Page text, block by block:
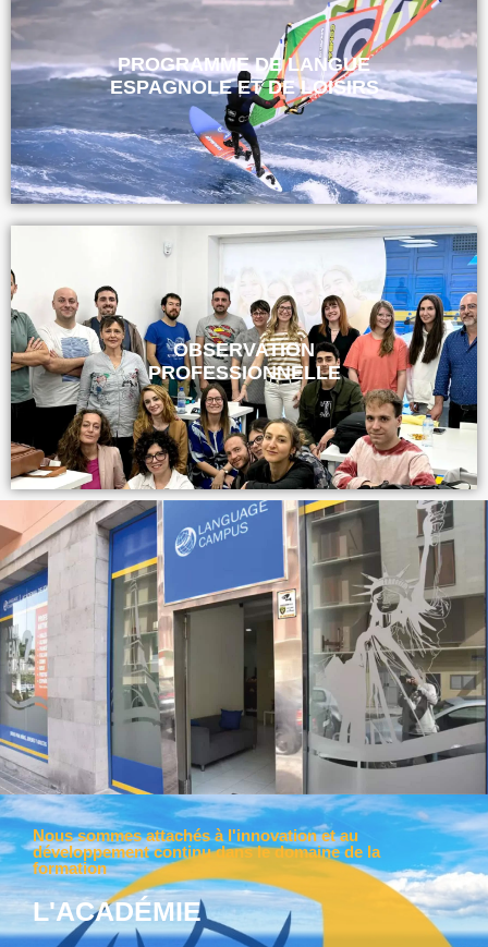
PROGRAMME DE LANGUE
ESPAGNOLE ET DE LOISIRS
OBSERVATION
PROFESSIONNELLE
Nous sommes attachés à l'innovation et au
développement continu dans le domaine de la
formation
L'ACADÉMIE